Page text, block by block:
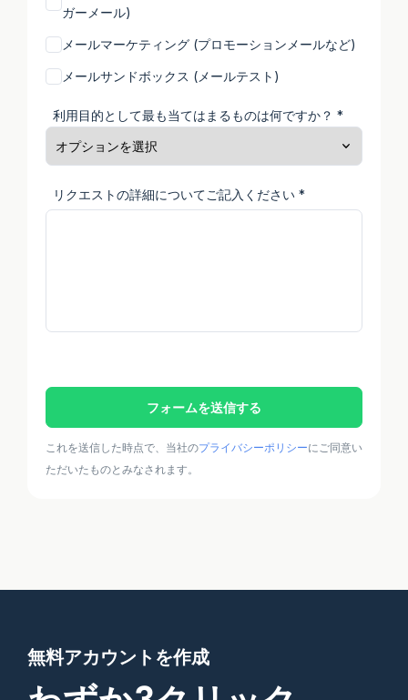
ガーメール)
メールマーケティング (プロモーションメールなど)
メールサンドボックス (メールテスト)
利用目的として最も当てはまるものは何ですか？ *
リクエストの詳細についてご記入ください *
フォームを送信する
これを送信した時点で、当社のプライバシーポリシーにご同意い
ただいたものとみなされます。
無料アカウントを作成